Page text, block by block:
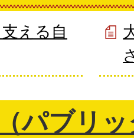
える自
パブリ